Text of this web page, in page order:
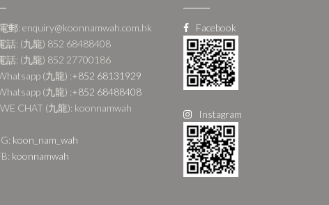
電郵: enquiry@koonnamwah.com.hk
話: (九龍) 852 68488408
話: (九龍) 852 27700186
(九龍) :+852 68131929
(九龍) :+852 68488408
WE CHAT (九龍): koonnamwah
koon_nam_wah
koonnamwah
Facebook
Instagram